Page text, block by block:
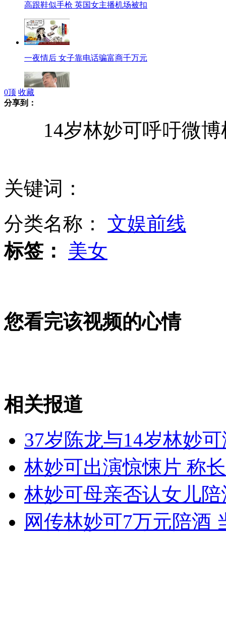
高跟鞋似手枪 英国女主播机场被扣
一夜情后 女子靠电话骗富商千万元
韩方:果断应对朝挑衅 不计政治代价
朴槿惠：及早严厉应对朝方“挑衅”
山西运城恶犬咬伤多人 警民合力深夜将其击毙
女孩北京地铁殴打老人 痛下狠手拳打脚踢
无痛分娩是否安全 医生回应
外交部：反对强权政治霸凌主义
0顶 收藏
分享到：
14岁林妙可呼吁微博
关键词：
分类名称： 文娱前线
标签：
美女
您看完该视频的心情
相关报道
37岁陈龙与14岁林妙
林妙可出演惊悚片 称
林妙可母亲否认女儿
网传林妙可7万元陪酒